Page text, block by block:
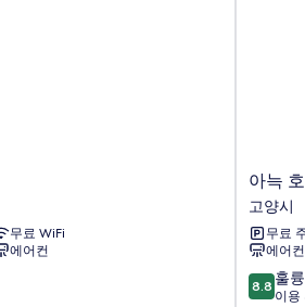
무료 WiFi
에어컨
아
늑
호
텔
일
산
점
아늑
고양시
무료
에어컨
10
점
8.8 훌
이용